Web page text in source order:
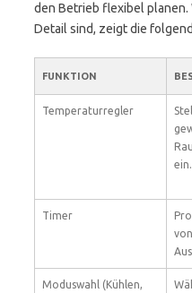
den Betrieb flexibel planen.
Detail sind, zeigt die
FUNKTION
Temperaturregler
ein.
Timer
Moduswahl (Kühlen,